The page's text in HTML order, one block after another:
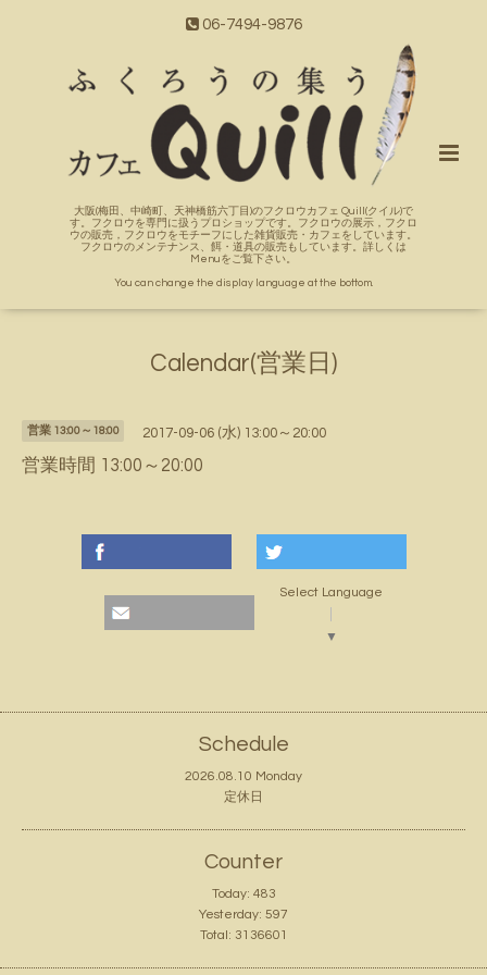
06-7494-9876
大阪(梅田、中崎町、天神橋筋六丁目)のフクロウカフェ Quill(クイル)で
す。フクロウを専門に扱うプロショップです。フクロウの展示，フクロ
ウの販売，フクロウをモチーフにした雑貨販売・カフェをしています。
フクロウのメンテナンス、餌・道具の販売もしています。詳しくは
Menuをご覧下さい。
You can change the display language at the bottom.
Calendar(営業日)
営業 13:00～18:00 2017-09-06 (水) 13:00～20:00
営業時間 13:00～20:00
Select Language
▼
Schedule
2026.08.10 Monday
定休日
Counter
Today: 483
Yesterday: 597
Total: 3136601